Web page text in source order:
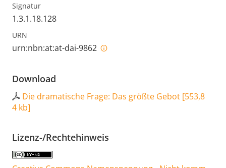
Signatur
1.3.1.18.128
URN
urn:nbn:at:at-dai-9862
Download
Die dramatische Frage: Das größte Gebot [553,8
4 kb]
Lizenz-/Rechtehinweis